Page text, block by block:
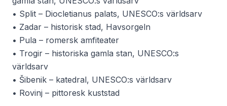
• Split – Diocletianus palats, UNESCO:s världsarv
• Zadar – historisk stad, Havsorgeln
• Pula – romersk amfiteater
• Trogir – historiska gamla stan, UNESCO:s
världsarv
• Šibenik – katedral, UNESCO:s världsarv
• Rovinj – pittoresk kuststad